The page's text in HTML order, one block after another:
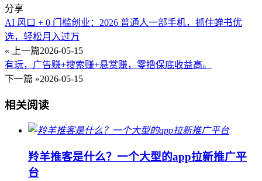
分享
AI 风口 + 0 门槛创业：2026 普通人一部手机，抓住蝉书优
选，轻松月入过万
« 上一篇2026-05-15
有玩，广告赚+搜索赚+悬赏赚，零撸保底收益高。
下一篇 »2026-05-15
相关阅读
羚羊推客是什么？一个大型的app拉新推广平
台